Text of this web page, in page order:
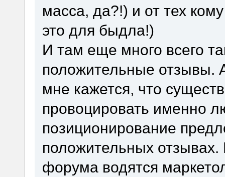
масса, да?!) и от тех
это для быдла!)
И там еще много всего
положительные отзывы.
мне кажется, что
провоцировать именно
позиционирование
положительных
форума водятся